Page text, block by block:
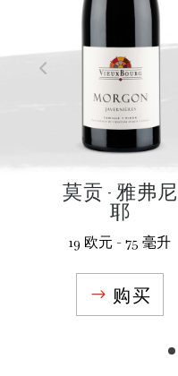
莫贡 - 雅弗尼
耶
19 欧元 - 75 毫升
购买